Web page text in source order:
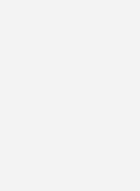
speziell
an. Im
und im
November